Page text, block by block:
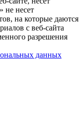
не несет
на которые даются
с веб-сайта
разрешения
данных